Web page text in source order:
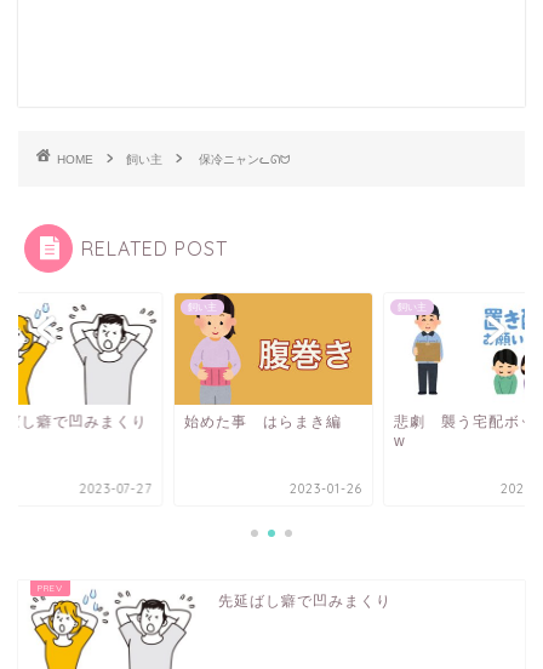
HOME 飼い主 保冷ニャンᓚᘏᗢ
RELATED POST
ばし癖で凹みまくり
2023-07-27
飼い主
始めた事 はらまき編
2023-01-26
飼い主
悲劇 襲う宅配ボッ
w
2023-
先延ばし癖で凹みまくり